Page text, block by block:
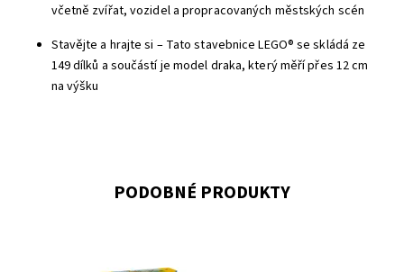
včetně zvířat, vozidel a propracovaných městských scén
Stavějte a hrajte si – Tato stavebnice LEGO® se skládá ze
149 dílků a součástí je model draka, který měří přes 12 cm
na výšku
PODOBNÉ PRODUKTY